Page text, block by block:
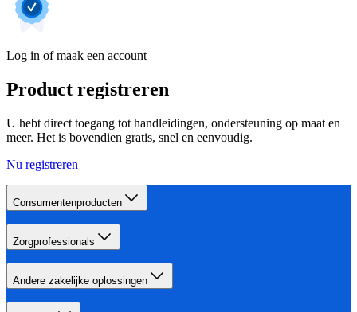
Log in of maak een account
Product registreren
U hebt direct toegang tot handleidingen, ondersteuning op maat en
meer. Het is bovendien gratis, snel en eenvoudig.
Nu registreren
Consumentenproducten
Zorgprofessionals
Andere zakelijke oplossingen